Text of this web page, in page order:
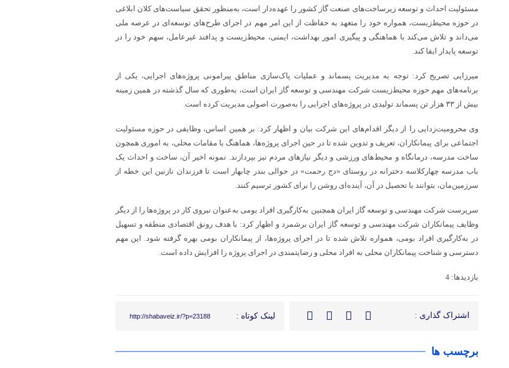
مسئولیت احداث و توسعه زیرساخت‌های صنعت گاز کشور را عهده‌دار است، به‌منظور تحقق سیاست‌های کلان ابلاغی
در حوزه محیط‌زیست، همواره خود را متعهد به حفاظت از این امر مهم در اجرای طرح‌های توسعه‌ای در عرصه ملی
می‌داند و تلاش می‌کند با هماهنگی و پیگیری امور بهداشت، ایمنی، محیط‌زیست و پدافند غیرعامل، سهم خود را در
توسعه پایدار ایفا کند.
میرزایی تصریح کرد: توجه به مدیریت پسماند و عملیات پاک‌سازی مناطق پیرامونی پروژه‌های اجرایی، یکی از
برنامه‌های مهم حوزه محیط‌زیست شرکت مهندسی و توسعه گاز ایران است، به‌طوری که سال گذشته در همین زمینه
بیش از ۳۳ هزار تن پسماند تولیدی در پروژه‌های اجرایی را به‌صورت اصولی مدیریت کرده است.
وی محرومیت‌زدایی را از دیگر اقدام‌های این شرکت بیان و اظهار کرد: بر همین اساس، وظایفی در حوزه مسئولیت
اجتماعی برای پیمانکاران، تعریف و تدوین شده تا در حین اجرای پروژه‌ها، هماهنگ با مقامات محلی، به اموری همچون
ساخت مدرسه، درمانگاه و محیط‌های ورزشی و دیگر نیازهای مردم نیز بپردازند. نمونه اخیر آن، ساخت و احداث یک
باب مدرسه چهارکلاسه دخترانه در روستای «دج رحمت» در حوالی بندر چابهار است تا فرزندان نازنین این خطه از
سرزمین‌مان، بتوانند با تحصیل در آن، آینده‌ای روشن را برای کشور ترسیم کنند.
سرپرست شرکت مهندسی و توسعه گاز ایران همچنین به‌کارگیری افراد بومی به‌عنوان نیروی کار در پروژه‌ها را از دیگر
وظایف پیمانکاران شرکت مهندسی و توسعه گاز ایران برشمرد و اظهار کرد: با هدف رونق اقتصادی منطقه و تسهیل
در به‌کارگیری افراد بومی، همواره تلاش شده تا در اجرای پروژه‌ها، از پیمانکاران بومی بهره گرفته شود. این مهم
دسترسی و شناخت پیمانکاران محلی به افراد محلی و رضایتمندی در اجرای پروژه را افزایش داده است.
بازدیدها: 4
اشتراک گذاری : لینک کوتاه : http://shabaveiz.ir/?p=23188
برچسب ها